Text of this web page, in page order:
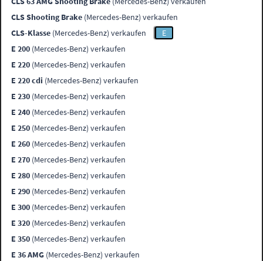
CLS Shooting Brake (Mercedes-Benz) verkaufen
CLS-Klasse (Mercedes-Benz) verkaufen
E
E 200 (Mercedes-Benz) verkaufen
E 220 (Mercedes-Benz) verkaufen
E 220 cdi (Mercedes-Benz) verkaufen
E 230 (Mercedes-Benz) verkaufen
E 240 (Mercedes-Benz) verkaufen
E 250 (Mercedes-Benz) verkaufen
E 260 (Mercedes-Benz) verkaufen
E 270 (Mercedes-Benz) verkaufen
E 280 (Mercedes-Benz) verkaufen
E 290 (Mercedes-Benz) verkaufen
E 300 (Mercedes-Benz) verkaufen
E 320 (Mercedes-Benz) verkaufen
E 350 (Mercedes-Benz) verkaufen
E 36 AMG (Mercedes-Benz) verkaufen